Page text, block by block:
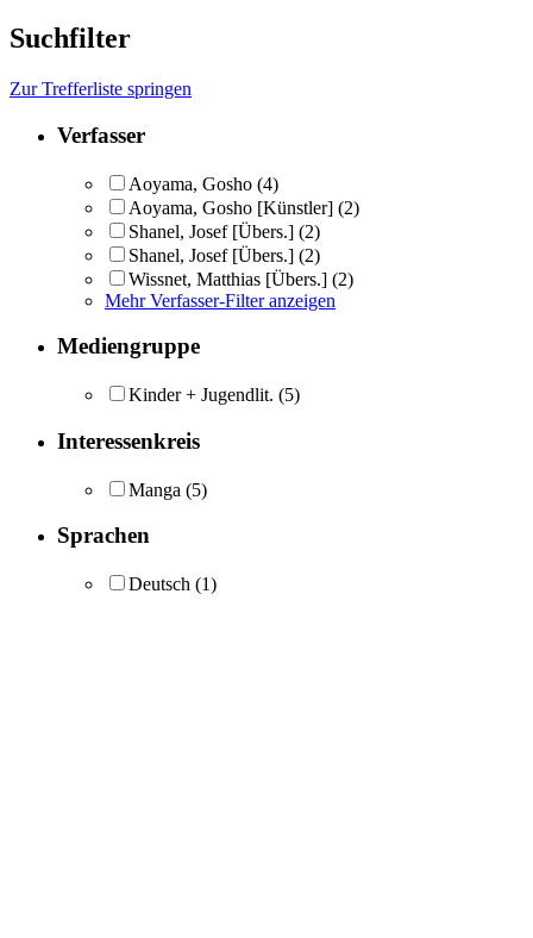
Suchfilter
Zur Trefferliste springen
Verfasser
Aoyama, Gosho (4)
Aoyama, Gosho [Künstler] (2)
Shanel, Josef [Übers.] (2)
Shanel, Josef [Übers.] (2)
Wissnet, Matthias [Übers.] (2)
Mehr Verfasser-Filter anzeigen
Mediengruppe
Kinder + Jugendlit. (5)
Interessenkreis
Manga (5)
Sprachen
Deutsch (1)